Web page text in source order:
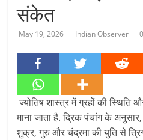
संकेत
May 19, 2026 Indian Observer
ज्योतिष शास्त्र में ग्रहों की स्थिति
माना जाता है. द्रिक पंचांग के
शुक्र, गुरु और चंद्रमा की युति से